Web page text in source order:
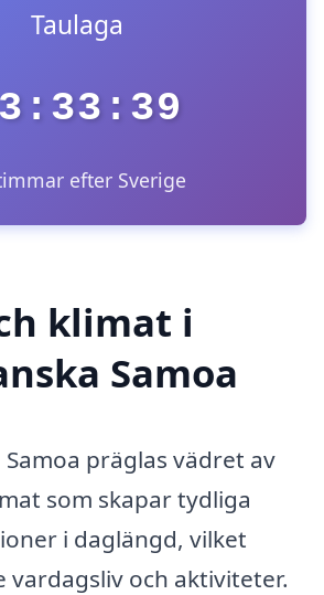
Taulaga
efter Sverige
klimat i
Samoa
präglas vädret av
som skapar tydliga
i daglängd, vilket
vardagsliv och aktiviteter.